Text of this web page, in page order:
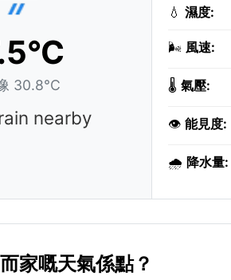
30.8°C
nearby
💧 濕度:
🌬️ 風速:
🌡️ 氣壓:
👁️ 能見度:
🌧️ 降水量:
家嘅天氣係點？